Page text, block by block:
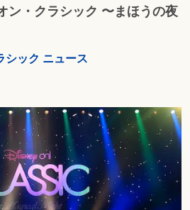
ン・クラシック 〜まほうの夜
シック ニュース